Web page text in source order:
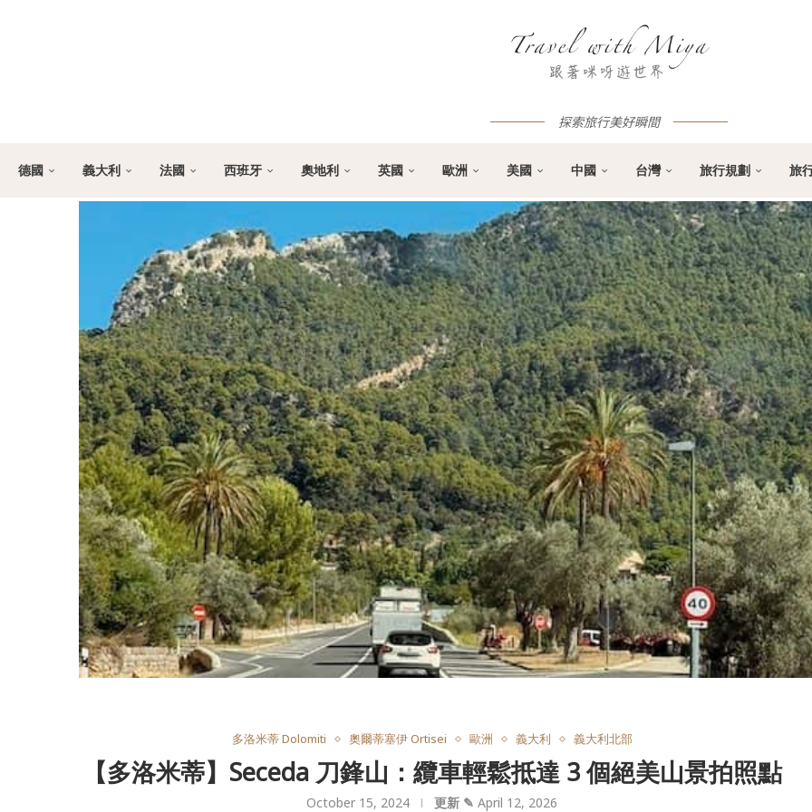
探索旅行美好瞬間
德國 義大利 法國 西班牙 奧地利 英國 歐洲 美國 中國 台灣 旅行規劃 旅
多洛米蒂 Dolomiti 奧爾蒂塞伊 Ortisei 歐洲 義大利 義大利北部
【多洛米蒂】Seceda 刀鋒山：纜車輕鬆抵達 3 個絕美山景拍照點
October 15, 2024 更新 ✎ April 12, 2026